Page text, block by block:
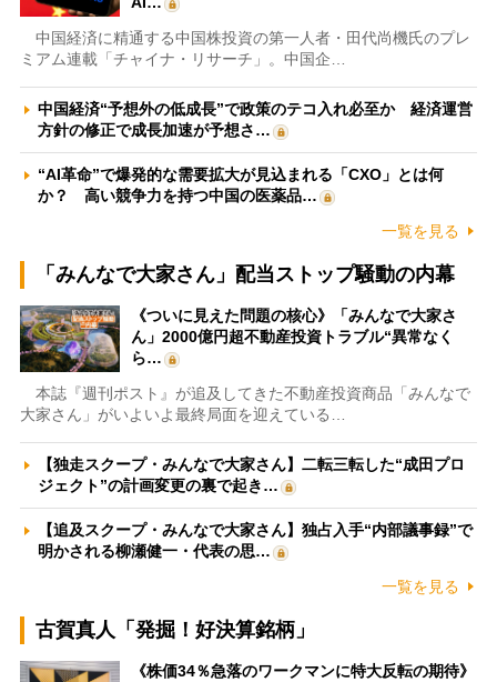
中国経済に精通する中国株投資の第一人者・田代尚機氏のプレ
ミアム連載「チャイナ・リサーチ」。中国企…
中国経済“予想外の低成長”で政策のテコ入れ必至か 経済運営
方針の修正で成長加速が予想さ…
“AI革命”で爆発的な需要拡大が見込まれる「CXO」とは何
か？ 高い競争力を持つ中国の医薬品…
一覧を見る
「みんなで大家さん」配当ストップ騒動の内幕
《ついに見えた問題の核心》「みんなで大家さ
ん」2000億円超不動産投資トラブル“異常なく
ら…
本誌『週刊ポスト』が追及してきた不動産投資商品「みんなで
大家さん」がいよいよ最終局面を迎えている…
【独走スクープ・みんなで大家さん】二転三転した“成田プロ
ジェクト”の計画変更の裏で起き…
【追及スクープ・みんなで大家さん】独占入手“内部議事録”で
明かされる柳瀬健一・代表の思…
一覧を見る
古賀真人「発掘！好決算銘柄」
《株価34％急落のワークマンに特大反転の期待》